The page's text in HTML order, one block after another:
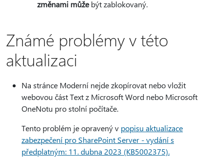
změnami můžebýt zablokovaný.
Známé problémy v této
aktualizaci
Na stránce Moderní nejde zkopírovat nebo vložit
webovou část Text z Microsoft Word nebo Microsoft
OneNotu pro stolní počítače.
Tento problém je opravený v popisu aktualizace
zabezpečení pro SharePoint Server - vydání s
předplatným: 11. dubna 2023 (KB5002375).